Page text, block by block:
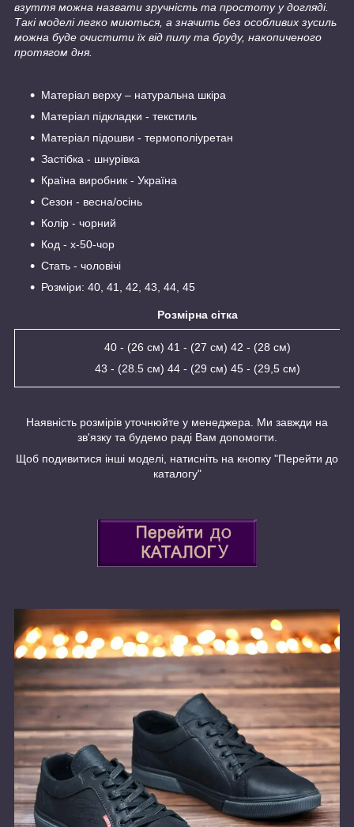
взуття можна назвати зручність та простоту у догляді.
Такі моделі легко миються, а значить без особливих зусиль
можна буде очистити їх від пилу та бруду, накопиченого
протягом дня.
Матеріал верху – натуральна шкіра
Матеріал підкладки - текстиль
Матеріал підошви - термополіуретан
Застібка - шнурівка
Країна виробник - Україна
Сезон - весна/осінь
Колір - чорний
Код - х-50-чор
Стать - чоловічі
Розміри: 40, 41, 42, 43, 44, 45
Розмірна сітка
40 - (26 см) 41 - (27 см) 42 - (28 см)
43 - (28.5 см) 44 - (29 см) 45 - (29,5 см)
Наявність розмірів уточнюйте у менеджера. Ми завжди на
зв'язку та будемо раді Вам допомогти.
Щоб подивитися інші моделі, натисніть на кнопку "Перейти до
каталогу"